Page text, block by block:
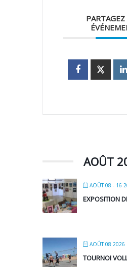
PARTAGEZ
AOÛT
AOÛT 08 - 16
EXPOSITION
AOÛT 08 2026
TOURNOI